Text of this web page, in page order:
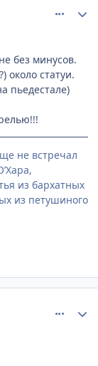
без минусов.
около статуи.
пьедестале)
не встречал
из бархатных
из петушиного